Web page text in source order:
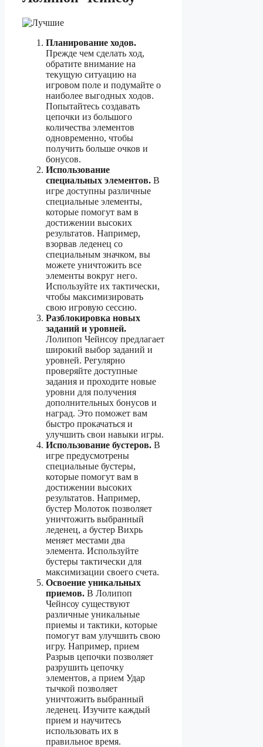
Планирование ходов.
Прежде чем сделать ход,
обратите внимание на
текущую ситуацию на
игровом поле и подумайте о
наиболее выгодных ходов.
Попытайтесь создавать
цепочки из большого
количества элементов
одновременно, чтобы
получить больше очков и
бонусов.
Использование
специальных элементов. В
игре доступны различные
специальные элементы,
которые помогут вам в
достижении высоких
результатов. Например,
взорвав леденец со
специальным значком, вы
можете уничтожить все
элементы вокруг него.
Используйте их тактически,
чтобы максимизировать
свою игровую сессию.
Разблокировка новых
заданий и уровней.
Лолипоп Чейнсоу предлагает
широкий выбор заданий и
уровней. Регулярно
проверяйте доступные
задания и проходите новые
уровни для получения
дополнительных бонусов и
наград. Это поможет вам
быстро прокачаться и
улучшить свои навыки игры.
Использование бустеров. В
игре предусмотрены
специальные бустеры,
которые помогут вам в
достижении высоких
результатов. Например,
бустер Молоток позволяет
уничтожить выбранный
леденец, а бустер Вихрь
меняет местами два
элемента. Используйте
бустеры тактически для
максимизации своего счета.
Освоение уникальных
приемов. В Лолипоп
Чейнсоу существуют
различные уникальные
приемы и тактики, которые
помогут вам улучшить свою
игру. Например, прием
Разрыв цепочки позволяет
разрушить цепочку
элементов, а прием Удар
тычкой позволяет
уничтожить выбранный
леденец. Изучите каждый
прием и научитесь
использовать их в
правильное время.